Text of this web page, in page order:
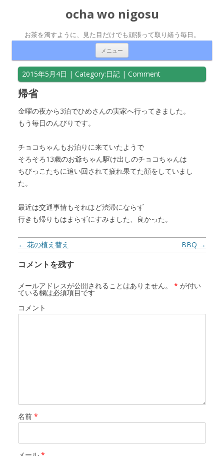
ocha wo nigosu
お茶を濁すように、見た目だけでも頑張って取り繕う毎日。
メニュー
2015年5月4日 | Category:日記 | Comment
帰省
金曜の夜から3泊でひめさんの実家へ行ってきました。
もう毎日のんびりです。
チョコちゃんもお泊りに来ていたようで
そろそろ13歳のお爺ちゃん駆け出しのチョコちゃんは
ちびっこたちに追い回されて疲れ果てた顔をしていまし
た。
最近は交通事情もそれほど渋滞にならず
行きも帰りもはまらずにすみました、良かった。
投稿ナビゲーション BBQ →
← 花の植え替え
コメントを残す
メールアドレスが公開されることはありません。 * が付い
ている欄は必須項目です
コメント
名前 *